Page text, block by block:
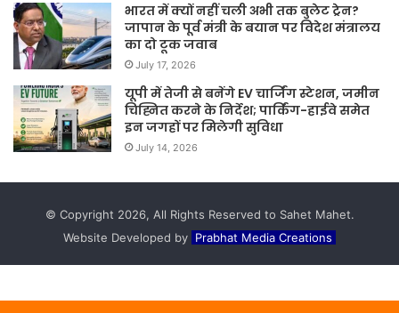
भारत में क्यों नहीं चली अभी तक बुलेट ट्रेन?
जापान के पूर्व मंत्री के बयान पर विदेश मंत्रालय
का दो टूक जवाब
July 17, 2026
यूपी में तेजी से बनेंगे EV चार्जिंग स्टेशन, जमीन
चिह्नित करने के निर्देश; पार्किंग-हाईवे समेत
इन जगहों पर मिलेगी सुविधा
July 14, 2026
© Copyright 2026, All Rights Reserved to Sahet Mahet.
Website Developed by Prabhat Media Creations